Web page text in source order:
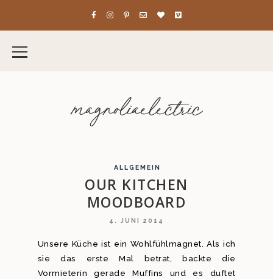
magnoliaelectric
ALLGEMEIN
OUR KITCHEN
MOODBOARD
4. JUNI 2014
Unsere Küche ist ein Wohlfühlmagnet. Als ich
sie das erste Mal betrat, backte die
Vormieterin gerade Muffins und es duftet